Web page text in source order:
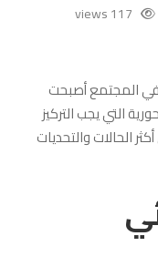
117 views
المجتمع أصبحت
التي يجب التركيز
الحالات والتحديات